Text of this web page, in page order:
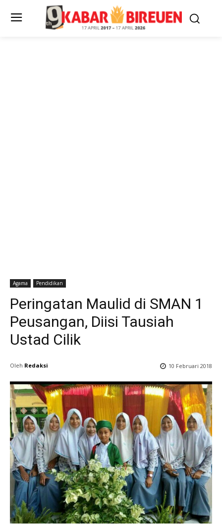
Agama Pendidikan
Peringatan Maulid di SMAN 1
Peusangan, Diisi Tausiah
Ustad Cilik
Oleh Redaksi 10 Februari 2018